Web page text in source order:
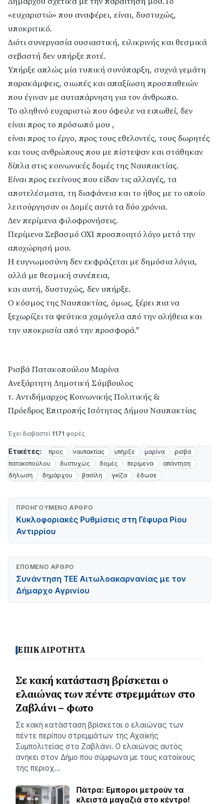
«ευχαριστώ» που αναφέρει, είναι, δυστυχώς,
υποκριτικό.
Διότι συνεργασία ουσιαστική, ειλικρινής και θεσμικά
σεβαστή δεν υπήρξε ποτέ.
Υπήρξε απλώς μία τυπική συνύπαρξη, συχνά γεμάτη
παρακάμψεις, σιωπές και απαξίωση προσπαθειών
που έγιναν με αυταπάρνηση για τον άνθρωπο.
Το αληθινό ευχαριστώ που όφειλε να ειπωθεί, δεν
είναι προς το πρόσωπό μου ,
είναι προς το έργο, προς τους εθελοντές, τους δωρητές
και τους ανθρώπους που με πίστεψαν και στάθηκαν
δίπλα στις κοινωνικές δομές της Ναυπακτίας.
Είναι προς εκείνους που είδαν τις αλλαγές, τα
αποτελέσματα, τη διαφάνεια και το ήθος με το οποίο
λειτούργησαν οι Δομές αυτά τα δύο χρόνια.
Δεν περίμενα φιλοφρονήσεις.
Περίμενα Σεβασμό ΟΧΙ προσποιητό λόγο μετά την
αποχώρησή μου.
Η ευγνωμοσύνη δεν εκφράζεται με δημόσια λόγια,
αλλά με θεσμική συνέπεια,
και αυτή, δυστυχώς, δεν υπήρξε.
Ο κόσμος της Ναυπακτίας, όμως, ξέρει πια να
ξεχωρίζει τα ψεύτικα χαμόγελα από την αλήθεια και
την υποκρισία από την προσφορά."
Ρισβά Πατακοπούλου Μαρίνα
Ανεξάρτητη Δημοτική Σύμβουλος
τ. Αντιδήμαρχος Κοινωνικής Πολιτικής &
Πρόεδρος Επιτροπής Ισότητας Δήμου Ναυπακτίας
Έχει διαβαστεί 1171 φορές
Ετικέτες: προς ναυπακτίας υπήρξε μαρίνα
ρισβά
πατακοπούλου
δυστυχώς δομές περίμενα
απάντηση
δήλωση
δημάρχου βασίλη γκίζα έδωσε
ΠΡΟΗΓΟΎΜΕΝΟ ΆΡΘΡΟ
Κυκλοφοριακές Ρυθμίσεις στη Γέφυρα Ρίου
Αντιρρίου
ΕΠΌΜΕΝΟ ΆΡΘΡΟ
Συνάντηση ΤΕΕ Αιτωλοακαρνανίας με τον
Δήμαρχο Αγρινίου
ΕΠΙΚΑΙΡΟΤΗΤΑ
Σε κακή κατάσταση βρίσκεται ο
ελαιώνας των πέντε στρεμμάτων στο
Ζαβλάνι – φωτο
Σε κακή κατάσταση βρίσκεται ο ελαιώνας των
πέντε περίπου στρεμμάτων της Αχαϊκής
Συμπολιτείας στο Ζαβλάνι. Ο ελαιώνας αυτός
ανήκει στον Δήμο που σύμφωνα με τους κατοίκους
της περιοχ…
Πάτρα: Εμποροι μετρούν τα
κλειστά μαγαζιά στο κέντρο!